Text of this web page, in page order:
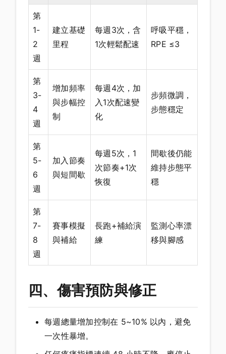
第
1-
2
週
建立基礎
里程
每週3次，含
1次輕鬆配速
呼吸平穩，
RPE ≤3
第
3-
4
週
增加頻率
與步幅控
制
每週4次，加
入1次配速變
化
步頻微調，
步態穩定
第
5-
6
週
加入節奏
與短間歇
每週5次，1
次節奏+1次
恢復
間歇後仍能
維持步態平
穩
第
7-
8
週
賽事模擬
與補給
長跑+補給演
練
監測心率漂
移與腳感
四、傷害預防與修正
每週總量增加控制在 5~10% 以內，避免
一次性暴增。